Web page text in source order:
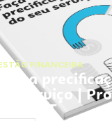
FINANCEIRA
Faça a
seu serviço |
ChatGPT